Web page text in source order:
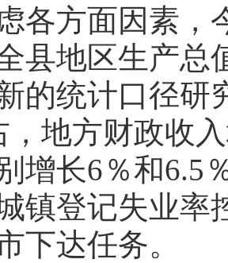
各方面因素，
县地区生产总
的统计口径研
，地方财政收
增长6％和6.5
镇登记失业率
下达任务。